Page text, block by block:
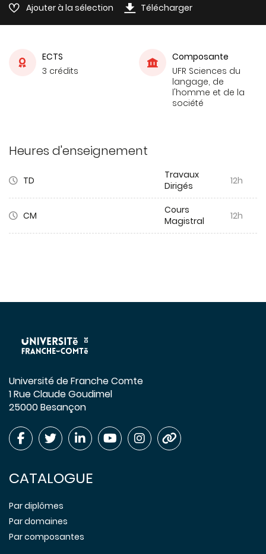
Ajouter à la sélection Télécharger
ECTS
3 crédits
Composante
UFR Sciences du
langage, de
l'homme et de la
société
Heures d'enseignement
TD
Travaux
Dirigés
12h
CM
Cours
Magistral
12h
Université de Franche Comte
1 Rue Claude Goudimel
25000 Besançon
CATALOGUE
Par diplômes
Par domaines
Par composantes